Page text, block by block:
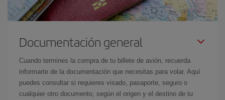
Documentación general
Cuando termines la compra de tu billete de avión, recuerda
informarte de la documentación que necesitas para volar. Aquí
puedes consultar si requieres visado, pasaporte, seguro o
cualquier otro documento, según el origen y el destino de tu